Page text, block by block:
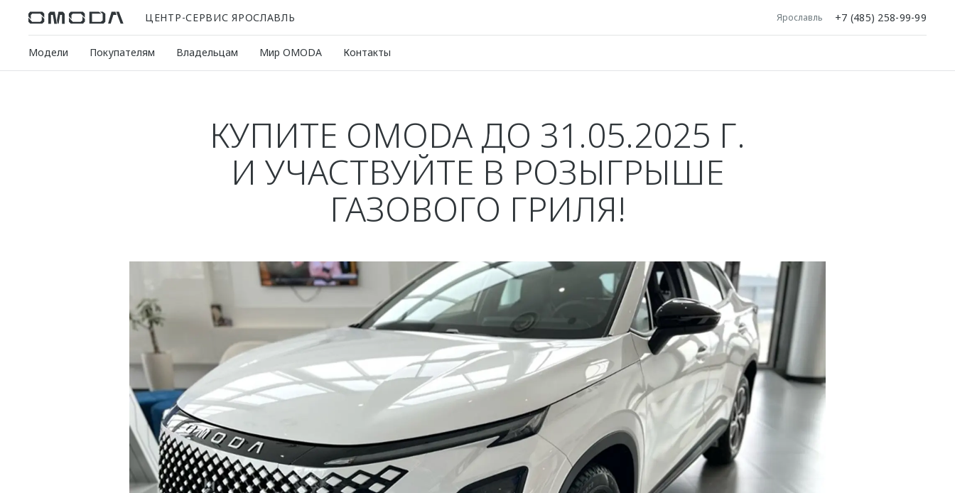
ЦЕНТР-СЕРВИС ЯРОСЛАВЛЬ Ярославль +7 (485) 258-99-99
Модели Покупателям Владельцам Мир OMODA Контакты
КУПИТЕ OMODA ДО 31.05.2025 Г.
И УЧАСТВУЙТЕ В РОЗЫГРЫШЕ
ГАЗОВОГО ГРИЛЯ!